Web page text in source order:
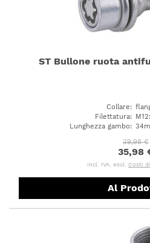
ST Bullone ruota
Collare:
Filettatura:
Lunghezza gambo:
39,98 €
35,98
incl. IVA, escl. Costi
Al